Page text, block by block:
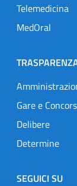
Telemedicina
MedOral
Gare e
Delibere
Determine
SEGUICI SU